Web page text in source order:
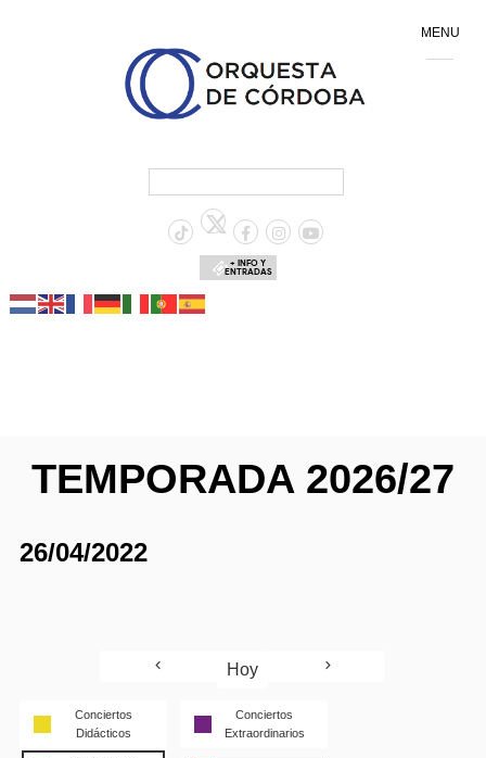
+ INFO Y
ENTRADAS
TEMPORADA 2026/27
26/04/2022
Hoy
Conciertos
Didácticos
Conciertos
Extraordinarios
MENU